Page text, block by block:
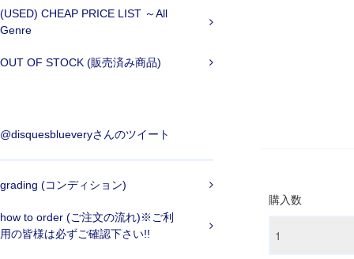
(USED) CHEAP PRICE LIST ～All
Genre
OUT OF STOCK (販売済み商品)
@disquesblueveryさんのツイート
grading (コンディション)
how to order (ご注文の流れ)※ご利
用の皆様は必ずご確認下さい!!
購入数